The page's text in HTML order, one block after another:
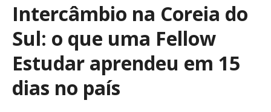
Intercâmbio na Coreia do
Sul: o que uma Fellow
Estudar aprendeu em 15
dias no país